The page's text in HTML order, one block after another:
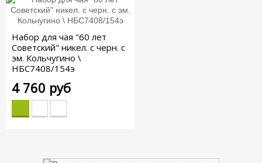
Набор для чая "60 лет
Советский" никел. с черн. с
эм. Кольчугино \
НБС7408/154э
4 760 руб